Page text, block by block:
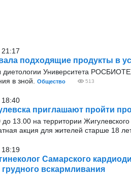
21:17
подходящие продукты в
Университета
в зной.
Общество 513
18:40
приглашают пройти
до 13.00 на территории
акция для жителей старше 18
18:19
Самарского
вскармливания